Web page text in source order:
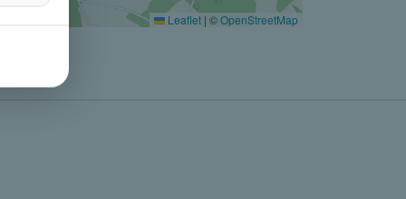
Leaflet | ©OpenStreetMap